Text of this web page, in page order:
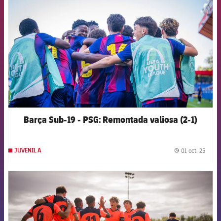
Barça Sub-19 - PSG: Remontada valiosa (2-1)
JUVENIL A 01 oct. 25
FCB Barcelona badge